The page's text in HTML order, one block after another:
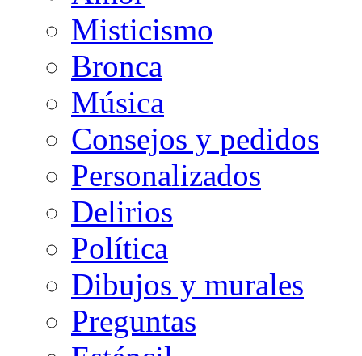
Misticismo
Bronca
Música
Consejos y pedidos
Personalizados
Delirios
Política
Dibujos y murales
Preguntas